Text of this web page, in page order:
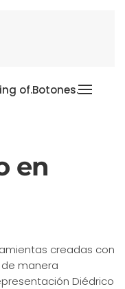
of.Botones.
en
creadas con
manera
Diédrico